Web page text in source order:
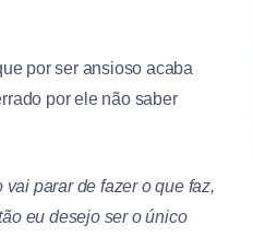
por ser ansioso acaba
por ele não saber
parar de fazer o que faz,
eu desejo ser o único